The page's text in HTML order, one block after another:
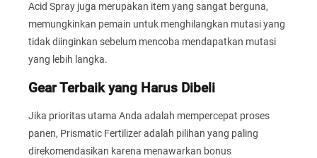
Acid Spray juga merupakan item yang sangat berguna,
memungkinkan pemain untuk menghilangkan mutasi yang
tidak diinginkan sebelum mencoba mendapatkan mutasi
yang lebih langka.
Gear Terbaik yang Harus Dibeli
Jika prioritas utama Anda adalah mempercepat proses
panen, Prismatic Fertilizer adalah pilihan yang paling
direkomendasikan karena menawarkan bonus